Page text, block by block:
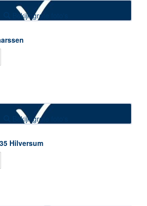
Bekijk grote foto's
Bekijk grote foto's
Hilversum